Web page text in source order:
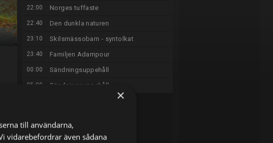
22:00 Norges tuffaste
22:40 Den dunkla naturen
23:10 Skilsmässobarn - syntolkat
23:40 Familjen Adampour
00:00 Sändningsuppehåll
05:00 Sändningsuppehåll
×
till användarna,
vidarebefordrar även sådana